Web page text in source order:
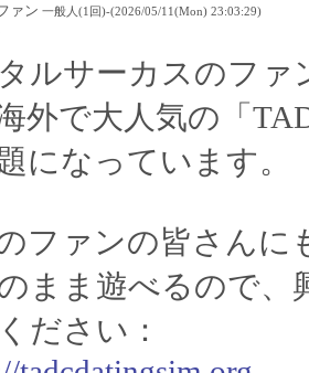
ァン 一般人(1回)-(2026/05/11(Mon) 23:03:29)
ルサーカスのファ
外で大人気の「
になっています。
ファンの皆さん
まま遊べるので、
ださい：